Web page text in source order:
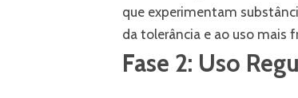
que experimentam
da tolerância e ao uso mais
Fase 2: Uso